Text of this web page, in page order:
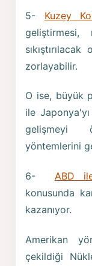
5- Kuzey
geliştirmesi,
zorlayabilir.
O ise, büyük
ile
gelişmeyi
yöntemlerini
6- ABD
konusunda
kazanıyor.
Amerikan
çekildiği